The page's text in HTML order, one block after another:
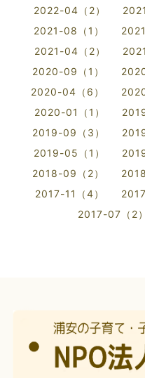
2022-04（2）
2021-08（1）
2021-04（2）
2020-09（1）
2020-04（6）
2020-01（1）
2019-09（3）
2019-05（1）
2018-09（2）
2017-11（4）
2017-07（2）